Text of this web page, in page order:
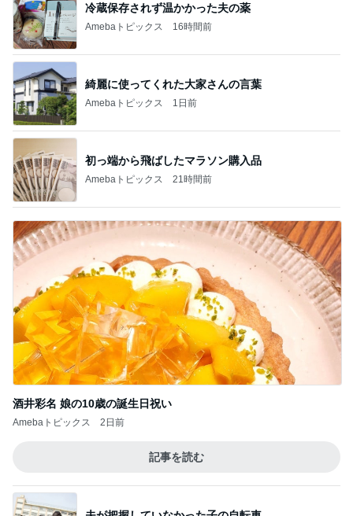
冷蔵保存されず温かかった夫の薬
Amebaトピックス 16時間前
綺麗に使ってくれた大家さんの言葉
Amebaトピックス 1日前
初っ端から飛ばしたマラソン購入品
Amebaトピックス 21時間前
酒井彩名 娘の10歳の誕生日祝い
Amebaトピックス 2日前
記事を読む